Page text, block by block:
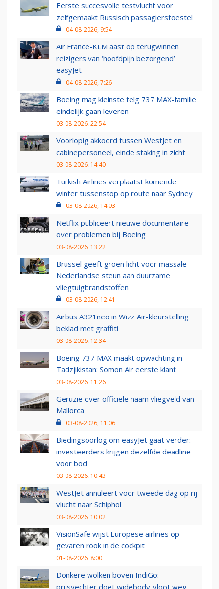
Eerste succesvolle testvlucht voor
zelfgemaakt Russisch passagierstoestel
04-08-2026, 9:54
Air France-KLM aast op terugwinnen
reizigers van ‘hoofdpijn bezorgend’
easyJet
04-08-2026, 7:26
Boeing mag kleinste telg 737 MAX-familie
eindelijk gaan leveren
03-08-2026, 22:54
Voorlopig akkoord tussen WestJet en
cabinepersoneel, einde staking in zicht
03-08-2026, 14:40
Turkish Airlines verplaatst komende
winter tussenstop op route naar Sydney
03-08-2026, 14:03
Netflix publiceert nieuwe documentaire
over problemen bij Boeing
03-08-2026, 13:22
Brussel geeft groen licht voor massale
Nederlandse steun aan duurzame
vliegtuigbrandstoffen
03-08-2026, 12:41
Airbus A321neo in Wizz Air-kleurstelling
beklad met graffiti
03-08-2026, 12:34
Boeing 737 MAX maakt opwachting in
Tadzjikistan: Somon Air eerste klant
03-08-2026, 11:26
Geruzie over officiële naam vliegveld van
Mallorca
03-08-2026, 11:06
Biedingsoorlog om easyJet gaat verder:
investeerders krijgen dezelfde deadline
voor bod
03-08-2026, 10:43
WestJet annuleert voor tweede dag op rij
vlucht naar Schiphol
03-08-2026, 10:02
VisionSafe wijst Europese airlines op
gevaren rook in de cockpit
01-08-2026, 8:00
Donkere wolken boven IndiGo:
prijsvechter doet widebody-vloot weg